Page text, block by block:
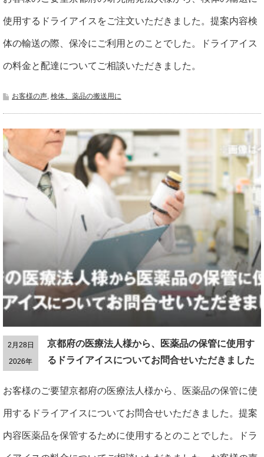
使用するドライアイスをご注文いただきました。提案内容検
体の輸送の際、保冷にご利用とのことでした。ドライアイス
の料金と配達についてご相談いただきました。
お客様の声, 検体、薬品の搬送用に
2月28日
2026年
京都府の医療法人様から、医薬品の保管に使用す
るドライアイスについてお問合せいただきました
お客様のご要望京都府の医療法人様から、医薬品の保管に使
用するドライアイスについてお問合せいただきました。提案
内容医薬品を保管するために使用するとのことでした。ドラ